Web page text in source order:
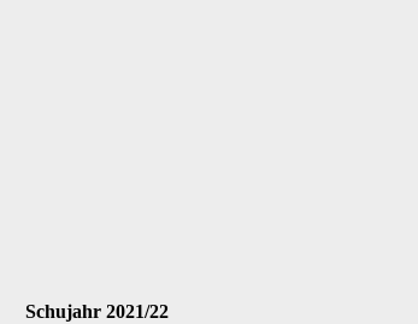
Schujahr 2021/22